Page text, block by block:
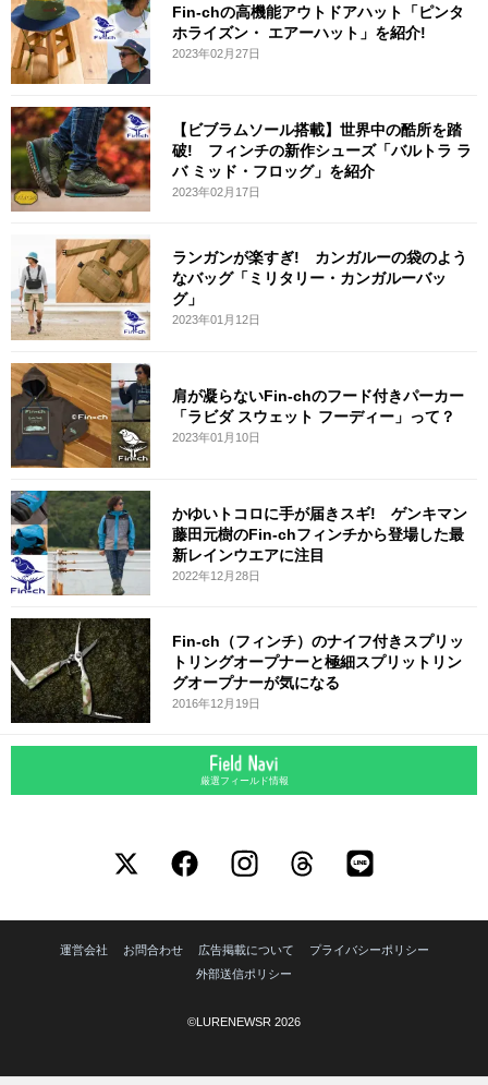
Fin-chの高機能アウトドアハット「ピンタ
ホライズン・ エアーハット」を紹介!
2023年02月27日
【ビブラムソール搭載】世界中の酷所を踏
破! フィンチの新作シューズ「バルトラ ラ
バ ミッド・フロッグ」を紹介
2023年02月17日
ランガンが楽すぎ! カンガルーの袋のよう
なバッグ「ミリタリー・カンガルーバッ
グ」
2023年01月12日
肩が凝らないFin-chのフード付きパーカー
「ラビダ スウェット フーディー」って？
2023年01月10日
かゆいトコロに手が届きスギ! ゲンキマン
藤田元樹のFin-chフィンチから登場した最
新レインウエアに注目
2022年12月28日
Fin-ch（フィンチ）のナイフ付きスプリッ
トリングオープナーと極細スプリットリン
グオープナーが気になる
2016年12月19日
厳選フィールド情報
運営会社 お問合わせ 広告掲載について
プライバシーポリシー
外部送信ポリシー
©LURENEWSR 2026